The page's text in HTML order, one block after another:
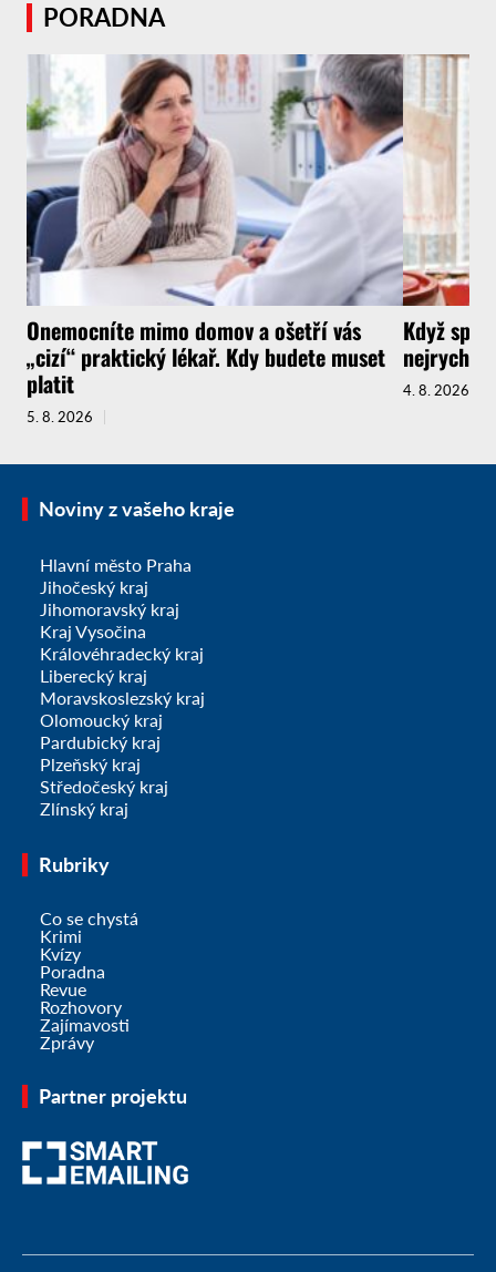
PORADNA
Onemocníte mimo domov a ošetří vás
„cizí“ praktický lékař. Kdy budete muset
platit
5. 8. 2026
Když
4. 8. 2026
Noviny z vašeho kraje
Hlavní město Praha
Jihočeský kraj
Jihomoravský kraj
Kraj Vysočina
Královéhradecký kraj
Liberecký kraj
Moravskoslezský kraj
Olomoucký kraj
Pardubický kraj
Plzeňský kraj
Středočeský kraj
Zlínský kraj
Rubriky
Co se chystá
Krimi
Kvízy
Poradna
Revue
Rozhovory
Zajímavosti
Zprávy
Partner projektu